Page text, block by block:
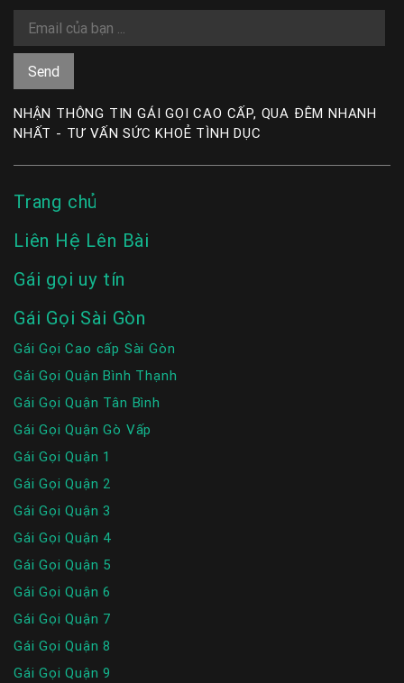
NHẬN THÔNG TIN GÁI GỌI CAO CẤP, QUA ĐÊM NHANH
NHẤT - TƯ VẤN SỨC KHOẺ TÌNH DỤC
Trang chủ
Liên Hệ Lên Bài
Gái gọi uy tín
Gái Gọi Sài Gòn
Gái Gọi Cao cấp Sài Gòn
Gái Gọi Quận Bình Thạnh
Gái Gọi Quận Tân Bình
Gái Gọi Quận Gò Vấp
Gái Gọi Quận 1
Gái Gọi Quận 2
Gái Gọi Quận 3
Gái Gọi Quận 4
Gái Gọi Quận 5
Gái Gọi Quận 6
Gái Gọi Quận 7
Gái Gọi Quận 8
Gái Gọi Quận 9